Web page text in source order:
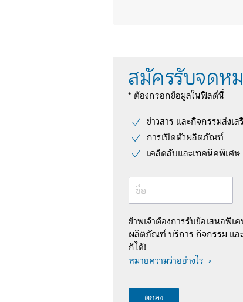
สมัครรับจดหม
* ต้องกรอกข้อมูลในฟิลด์นี้
ข่าวสาร และกิจกรรมส่งเส
การเปิดตัวผลิตภัณฑ์
เคล็ดลับและเทคนิคพิเศษ
ชื่อ
ข้าพเจ้าต้องการรับข้อเสนอพิเ
ผลิตภัณฑ์ บริการ กิจกรรม และ
ก็ได้!
หมายความว่าอย่างไร